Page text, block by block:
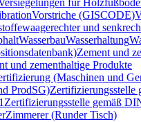
für
Vorstriche (GISCODE)
waagerechter und
WasserbauWasserhaltung
Zement und
und zementhaltige Produkte
(Maschinen und
ProdSG)Zertifizierungsstelle
Zertifizierungsstelle gemäß
Zimmerer (Runder Tisch)